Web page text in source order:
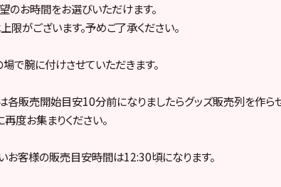
のお時間をお選びいただけます。
がございます。予めご了承ください。
場で腕に付けさせていただきます。
各販売開始目安10分前になりましたらグッズ販売列を作ら
度お集まりください。
お客様の販売目安時間は12:30頃になります。